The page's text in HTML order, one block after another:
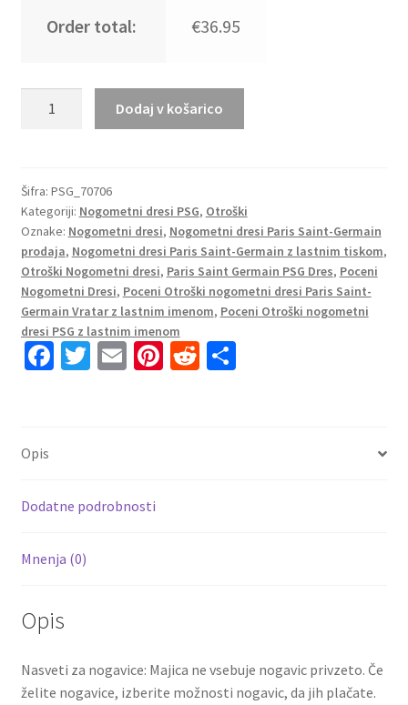
Order total: €36.95
Saint-
Germain
PSG
Vratar
Domači
2023
Dolgi
Rokav
+
Dodaj v košarico
Šifra: PSG_70706
Kategoriji: Nogometni dresi PSG, Otroški
Oznake: Nogometni dresi, Nogometni dresi Paris Saint-Germain
prodaja, Nogometni dresi Paris Saint-Germain z lastnim tiskom,
Otroški Nogometni dresi, Paris Saint Germain PSG Dres, Poceni
Nogometni Dresi, Poceni Otroški nogometni dresi Paris Saint-
Germain Vratar z lastnim imenom, Poceni Otroški nogometni
dresi PSG z lastnim imenom
Fa
k
T E Pi R S
Opis
Dodatne podrobnosti
Mnenja (0)
Opis
Nasveti za nogavice: Majica ne vsebuje nogavic privzeto. Če
želite nogavice, izberite možnosti nogavic, da jih plačate.